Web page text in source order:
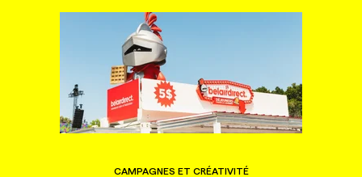
CAMPAGNES ET CRÉATIVITÉ